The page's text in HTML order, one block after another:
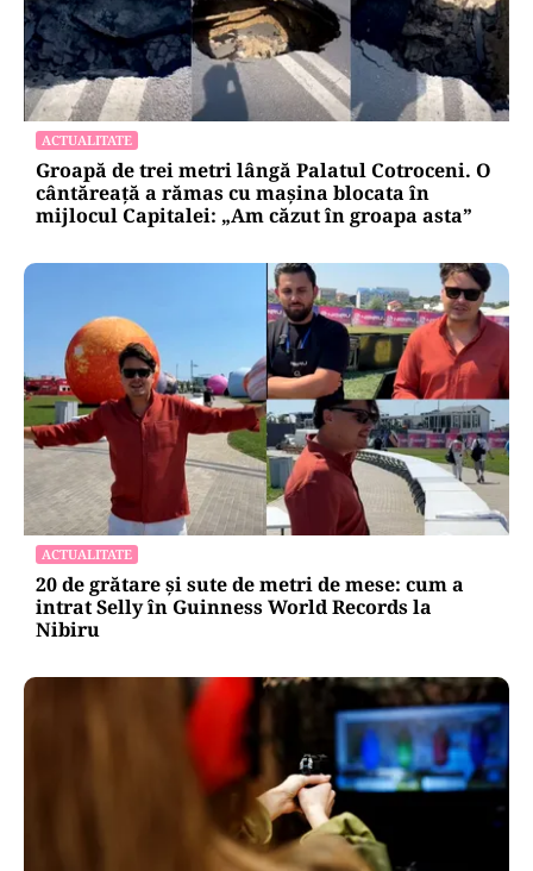
ACTUALITATE
Groapă de trei metri lângă Palatul Cotroceni. O
cântăreață a rămas cu mașina blocata în
mijlocul Capitalei: „Am căzut în groapa asta”
ACTUALITATE
20 de grătare și sute de metri de mese: cum a
intrat Selly în Guinness World Records la
Nibiru